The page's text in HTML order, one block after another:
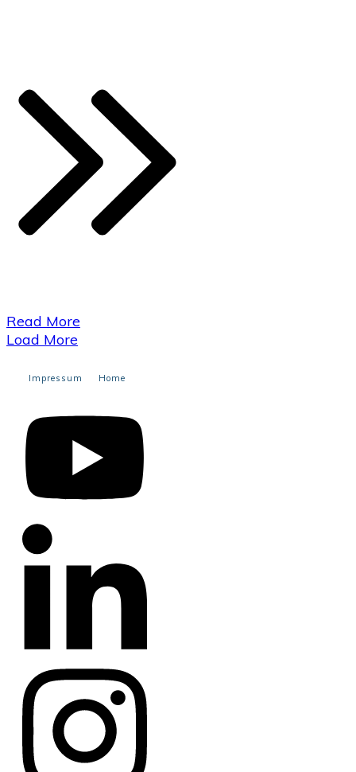
​Read More
Load More
Impressum Home